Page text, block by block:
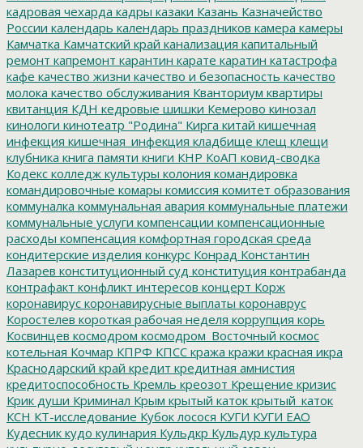
кадровая чехарда кадры казаки Казань Казначейство
России календарь календарь праздников камера камеры
Камчатка Камчатский край канализация капитальный
ремонт капремонт карантин карате каратин катастрофа
кафе качество жизни качество и безопасность качество
молока качество обслуживания Кванториум квартиры
квитанция КДН кедровые шишки Кемерово кинозал
кинологи кинотеатр "Родина" Кирга китай кишечная
инфекция кишечная_инфекция кладбище клещ клещи
клубника книга памяти книги КНР КоАП ковид-сводка
Кодекс колледж культуры колония командировка
командировочные комары комиссия комитет образования
коммуналка коммунальная авария коммунальные платежи
коммунальные услуги компенсации компенсационные
расходы компенсация комфортная городская среда
кондитерские изделия конкурс Конрад Константин
Лазарев конституционный суд конституция контрабанда
контрафакт конфликт интересов концерт Корж
коронавирус коронавирусные выплаты коронаврус
Коростелев короткая рабочая неделя коррупция корь
Косвинцев космодром космодром_Восточный космос
котельная Кочмар КПРФ КПСС кража кражи красная икра
Краснодарский край кредит кредитная амнистия
кредитоспособность Кремль креозот Крещение кризис
Крик души Криминал Крым крытый каток крытый_каток
КСН КТ-исследование Кубок лосося КУГИ КУГИ ЕАО
Кудесник кудо кулинария Кульдкр Кульдур культура